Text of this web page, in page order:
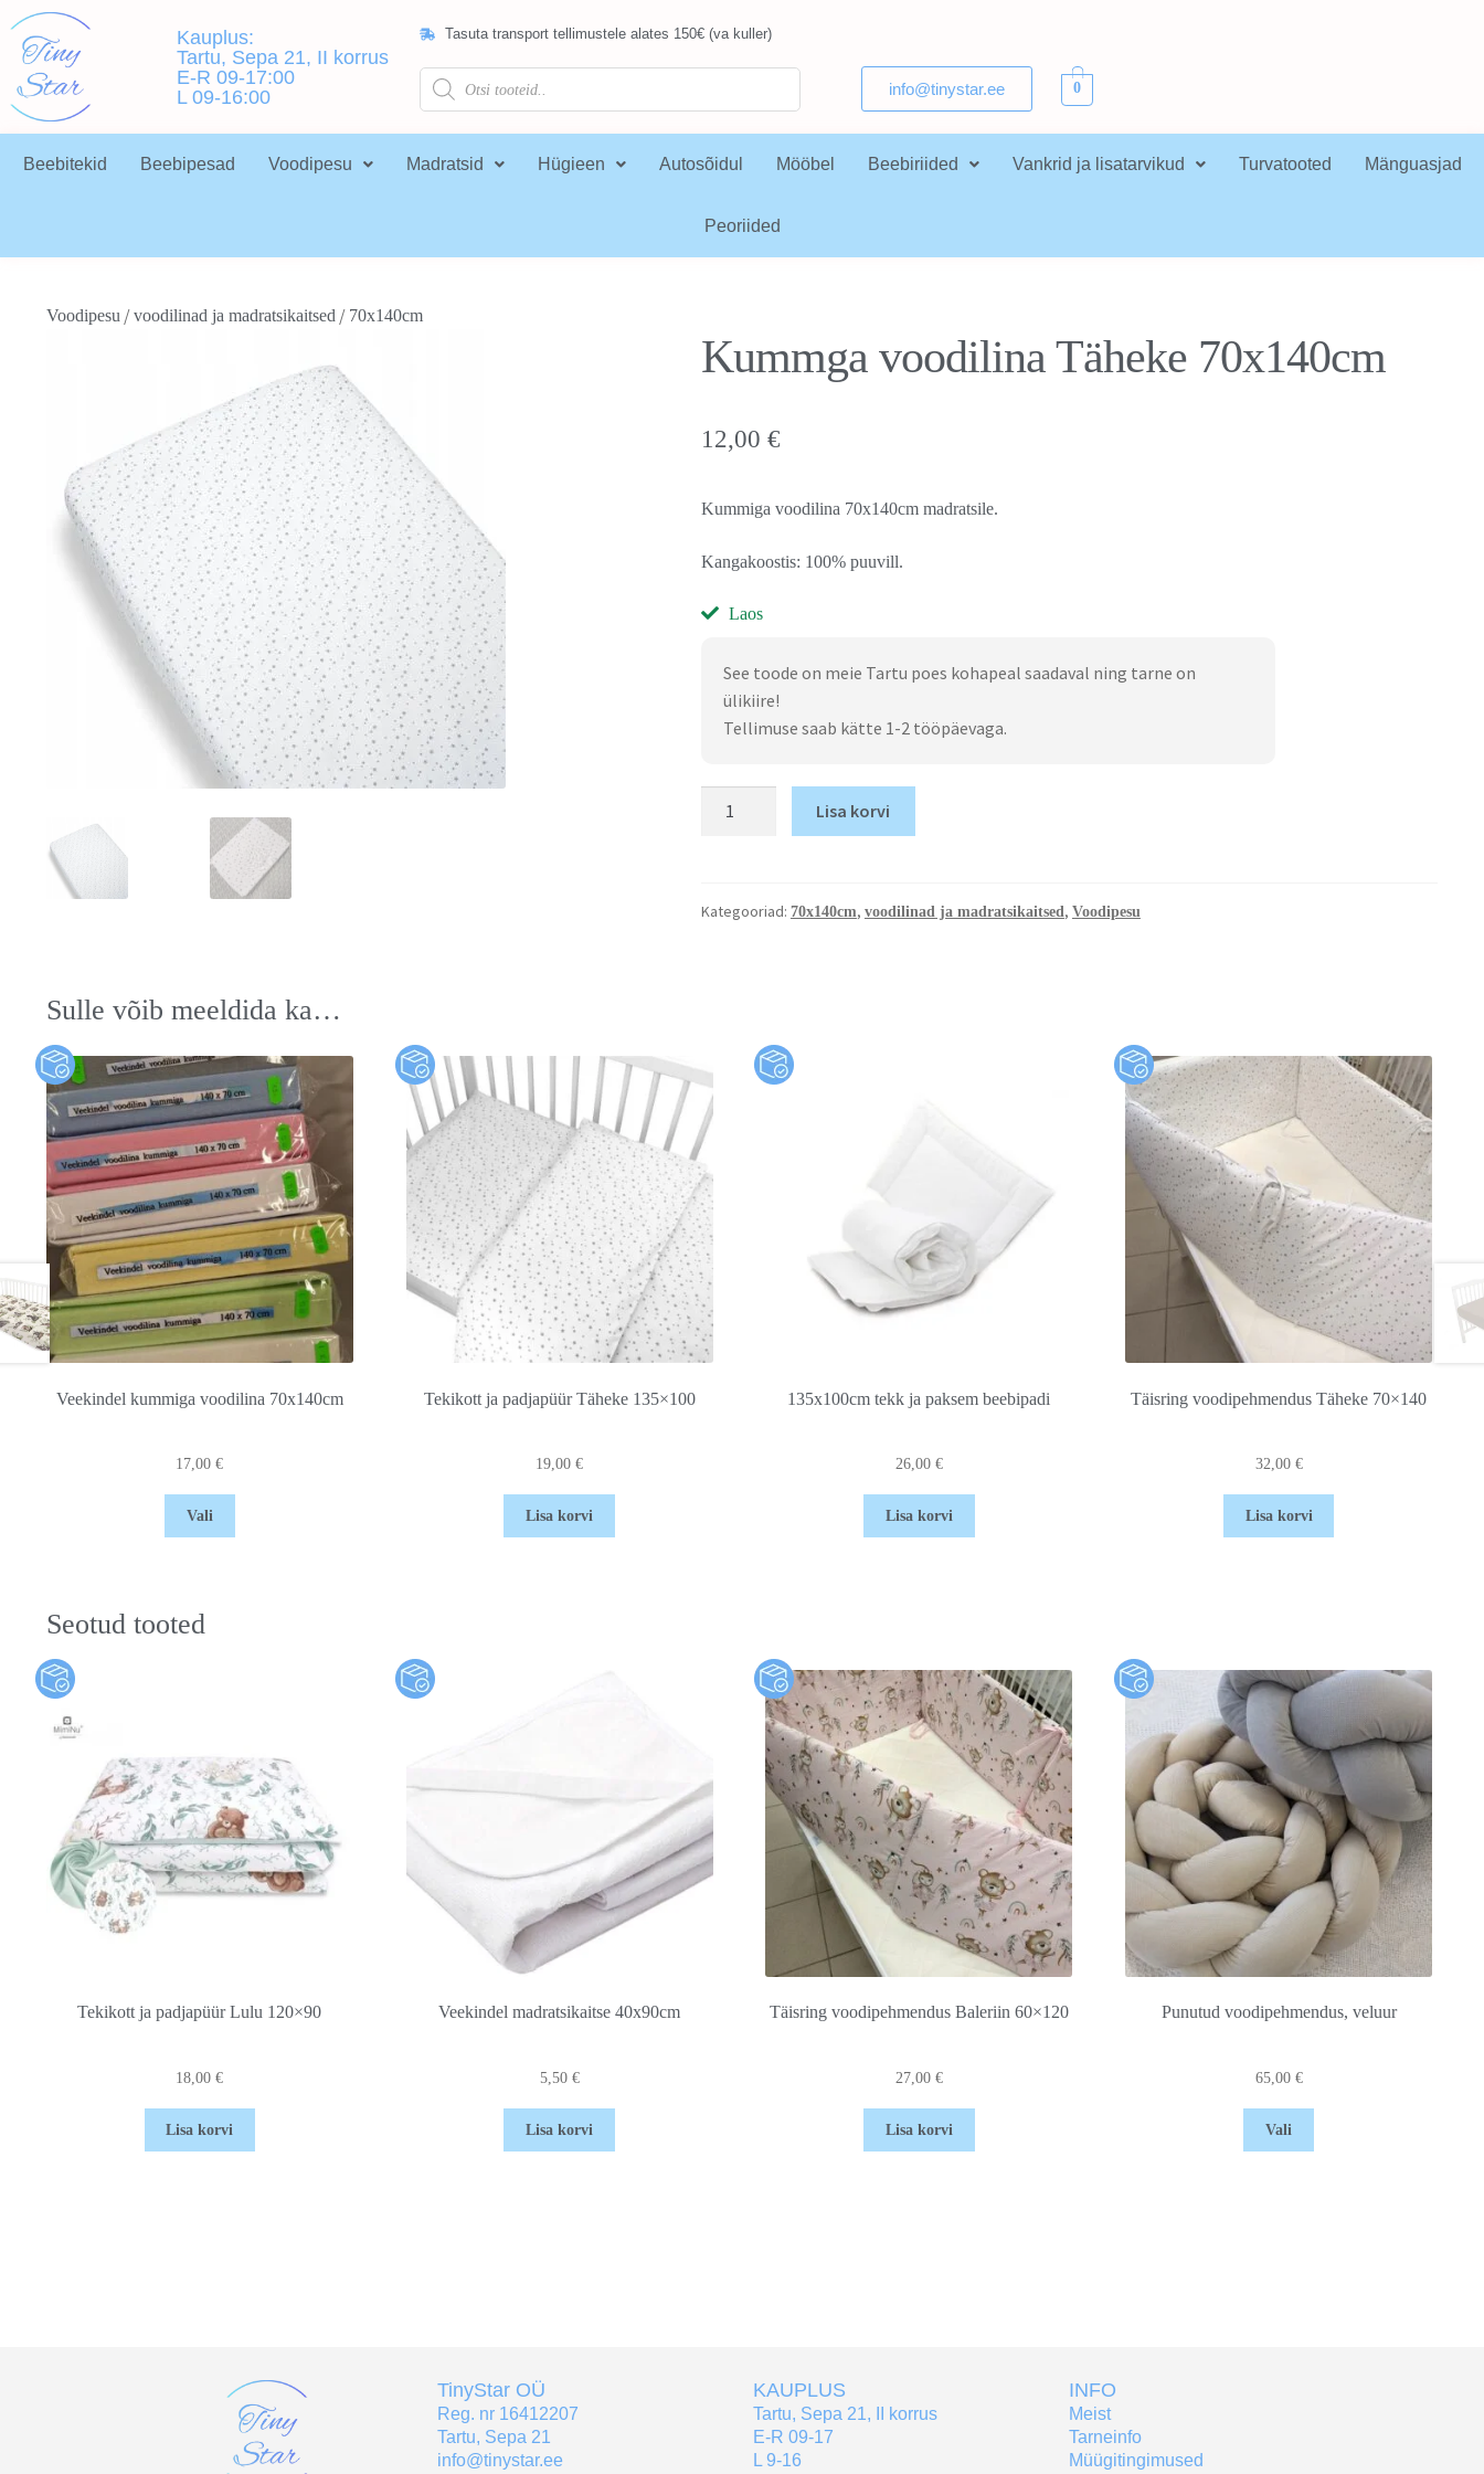
Kauplus:
Tartu, Sepa 21, II korrus
E-R 09-17:00
L 09-16:00
Tasuta transport tellimustele alates 150€ (va kuller)
info@tinystar.ee 0
Beebitekid Beebipesad Voodipesu Madratsid Hügieen Autosõidul Mööbel Beebiriided Vankrid ja lisatarvikud Turvatooted Mänguasjad
Peoriided
Voodipesu/voodilinad ja madratsikaitsed/ 70x140cm
Kummga voodilina Täheke 70x140cm
12,00 €
Kummiga voodilina 70x140cm madratsile.
Kangakoostis: 100% puuvill.
Laos
See toode on meie Tartu poes kohapeal saadaval ning tarne on
ülikiire!
Tellimuse saab kätte 1-2 tööpäevaga.
Lisa korvi
Kategooriad: 70x140cm, voodilinad ja madratsikaitsed, Voodipesu
Sulle võib meeldida ka…
Veekindel kummiga voodilina 70x140cm
17,00€
Vali
Tekikott ja padjapüür Täheke 135×100
19,00€
Lisa korvi
135x100cm tekk ja paksem beebipadi
26,00 €
Lisa korvi
Täisring voodipehmendus Täheke 70×140
32,00 €
Lisa korvi
Seotud tooted
Tekikott ja padjapüür Lulu 120×90
18,00€
Lisa korvi
Veekindel madratsikaitse 40x90cm
5,50 €
Lisa korvi
Täisring voodipehmendus Baleriin 60×120
27,00 €
Lisa korvi
Punutud voodipehmendus, veluur
65,00 €
Vali
TinyStar OÜ
Reg. nr 16412207
Tartu, Sepa 21
info@tinystar.ee
KAUPLUS
Tartu, Sepa 21, II korrus
E-R 09-17
L 9-16
INFO
Meist
Tarneinfo
Müügitingimused